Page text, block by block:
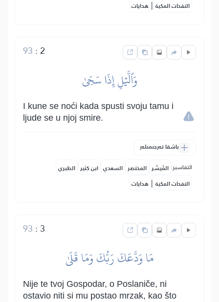
النفحات المكية | هدايات
2
:
93
وَٱلَّيۡلِ إِذَا سَجَىٰ
I kune se noći kada spusti svoju tamu i
ljude se u njoj smire.
باشقا تەرجىمىلەر
التفاسير: المُيسَّر المختصر السعدي ابن كثير الطبري
النفحات المكية | هدايات
3
:
93
مَا وَدَّعَكَ رَبُّكَ وَمَا قَلَىٰ
Nije te tvoj Gospodar, o Poslaniče, ni
ostavio niti si mu postao mrzak, kao što